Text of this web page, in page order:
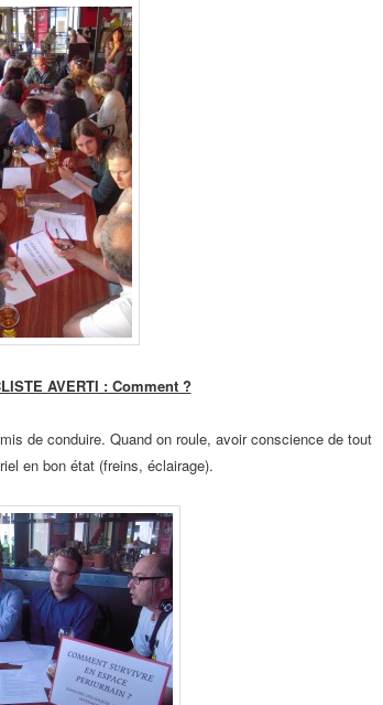
AVERTI : Comment ?
de conduire. Quand on roule, avoir conscience de tout
en bon état (freins, éclairage).